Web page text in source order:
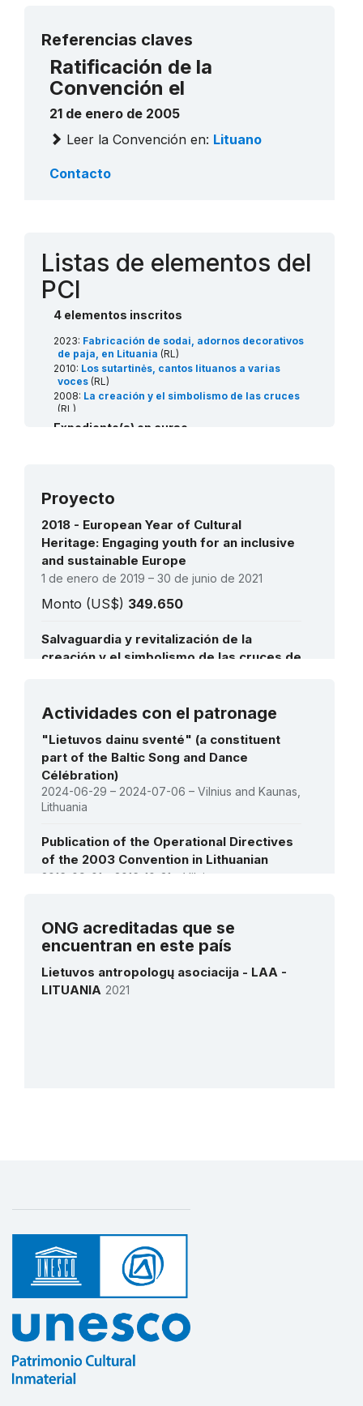
Referencias claves
Ratificación de la
Convención el
21 de enero de 2005
Leer la Convención en: Lituano
Contacto
Listas de elementos del
PCI
4 elementos inscritos
2023: Fabricación de sodai, adornos decorativos
de paja, en Lituania (RL)
2010: Los sutartinės, cantos lituanos a varias
voces (RL)
2008: La creación y el simbolismo de las cruces
(RL)
2008:Las celebraciones de los cantos y danzas
Expediente(s) en curso
Proyecto
2018 - European Year of Cultural
Heritage: Engaging youth for an inclusive
and sustainable Europe
1 de enero de 2019 – 30 de junio de 2021
Monto (US$) 349.650
Salvaguardia y revitalización de la
creación y el simbolismo de las cruces de
Monto (US$)45.834
Actividades con el patronage
"Lietuvos dainu sventé" (a constituent
part of the Baltic Song and Dance
Célébration)
2024-06-29 – 2024-07-06 – Vilnius and Kaunas,
Lithuania
Publication of the Operational Directives
of the 2003 Convention in Lithuanian
2016-09-01 – 2016-10-31 – Vilnius
ONG acreditadas que se
encuentran en este país
Lietuvos antropologų asociacija - LAA -
LITUANIA 2021